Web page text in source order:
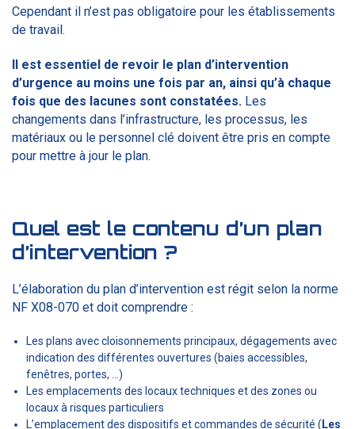
Cependant il n’est pas obligatoire pour les établissements
de travail.
Il est essentiel de revoir le plan d’intervention
d’urgence au moins une fois par an, ainsi qu’à chaque
fois que des lacunes sont constatées. Les
changements dans l’infrastructure, les processus, les
matériaux ou le personnel clé doivent être pris en compte
pour mettre à jour le plan.
Quel est le contenu d’un plan
d’intervention ?
L’élaboration du plan d’intervention est régit selon la norme
NF X08-070 et doit comprendre :
Les plans avec cloisonnements principaux, dégagements avec
indication des différentes ouvertures (baies accessibles,
fenêtres, portes, …)
Les emplacements des locaux techniques et des zones ou
locaux à risques particuliers
L’emplacement des dispositifs et commandes de sécurité ( Les